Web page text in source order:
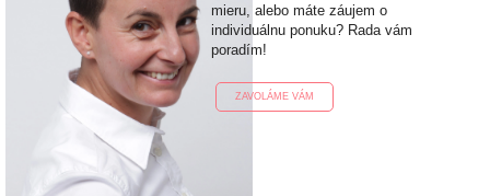
mieru, alebo máte záujem o
individuálnu ponuku? Rada vám
poradím!
ZAVOLÁME VÁM